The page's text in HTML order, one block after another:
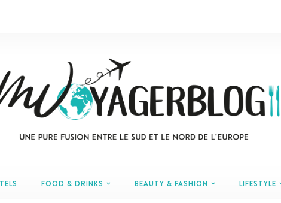
FOOD & DRINKS BEAUTY & FASHION LIFESTYLE